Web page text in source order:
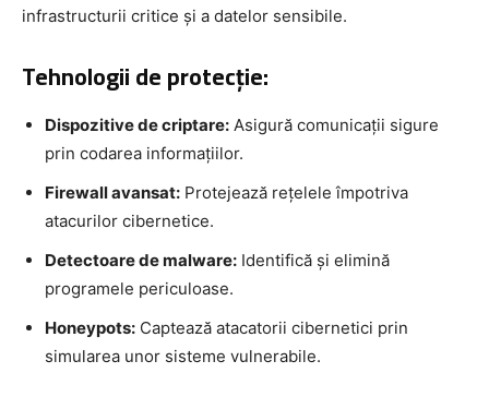
infrastructurii critice și a datelor sensibile.
Tehnologii de protecție:
Dispozitive de criptare: Asigură comunicații sigure
prin codarea informațiilor.
Firewall avansat: Protejează rețelele împotriva
atacurilor cibernetice.
Detectoare de malware: Identifică și elimină
programele periculoase.
Honeypots: Captează atacatorii cibernetici prin
simularea unor sisteme vulnerabile.